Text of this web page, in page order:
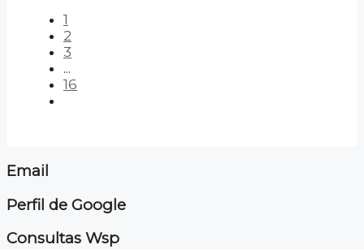
1
2
3
...
16
Email
Perfil de Google
Consultas Wsp